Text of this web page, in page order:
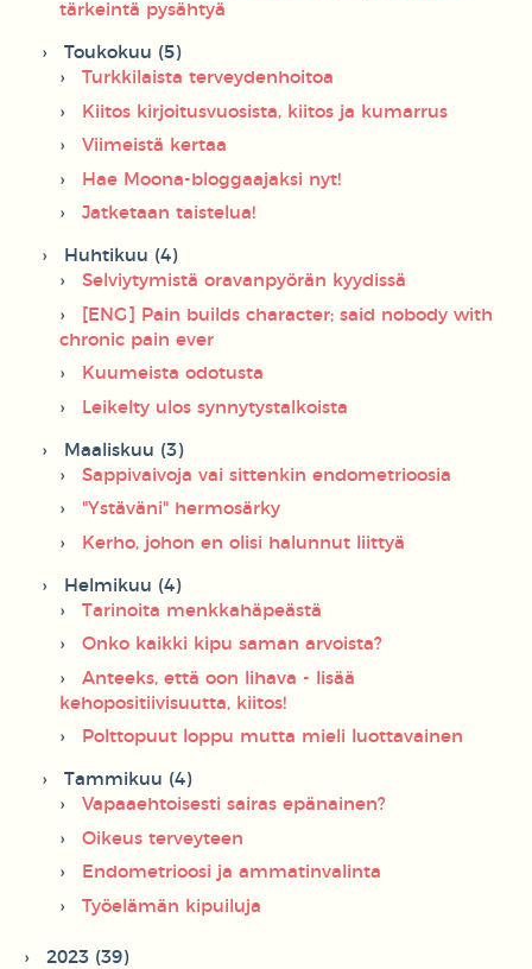
tärkeintä pysähtyä
Toukokuu (5)
Turkkilaista terveydenhoitoa
Kiitos kirjoitusvuosista, kiitos ja kumarrus
Viimeistä kertaa
Hae Moona-bloggaajaksi nyt!
Jatketaan taistelua!
Huhtikuu (4)
Selviytymistä oravanpyörän kyydissä
[ENG] Pain builds character; said nobody with
chronic pain ever
Kuumeista odotusta
Leikelty ulos synnytystalkoista
Maaliskuu (3)
Sappivaivoja vai sittenkin endometrioosia
"Ystäväni" hermosärky
Kerho, johon en olisi halunnut liittyä
Helmikuu (4)
Tarinoita menkkahäpeästä
Onko kaikki kipu saman arvoista?
Anteeks, että oon lihava - lisää
kehopositiivisuutta, kiitos!
Polttopuut loppu mutta mieli luottavainen
Tammikuu (4)
Vapaaehtoisesti sairas epänainen?
Oikeus terveyteen
Endometrioosi ja ammatinvalinta
Työelämän kipuiluja
2023 (39)